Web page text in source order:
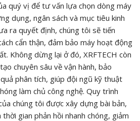
quý vị để tư vấn lựa chọn dòng máy
dụng, ngân sách và mục tiêu kinh
ra quyết định, chúng tôi sẽ tiến
cẩn thận, đảm bảo máy hoạt động
Không dừng lại ở đó, XRFTECH còn
chuyên sâu về vận hành, bảo
phân tích, giúp đội ngũ kỹ thuật
làm chủ công nghệ. Quy trình
chúng tôi được xây dựng bài bản,
gian phản hồi nhanh chóng, giảm